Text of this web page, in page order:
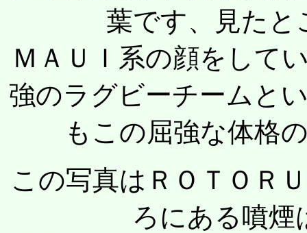
葉です、見たと
ＭＡＵＩ系の顔をして
強のラグビーチームと
もこの屈強な体格
この写真はＲＯＴＯＲ
ろにある噴煙